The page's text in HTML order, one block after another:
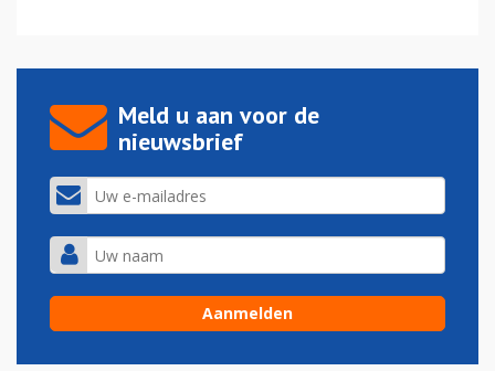
Meld u aan voor de
nieuwsbrief